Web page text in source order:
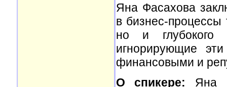
Яна Фасахова
в бизнес-процессы
но и глубокого
игнорирующие
финансовыми и
О спикере: Яна